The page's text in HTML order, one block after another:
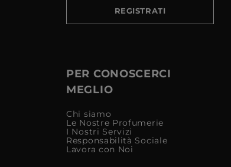
REGISTRATI
PER CONOSCERCI
MEGLIO
Chi siamo
Le Nostre Profumerie
I Nostri Servizi
Responsabilità Sociale
Lavora con Noi